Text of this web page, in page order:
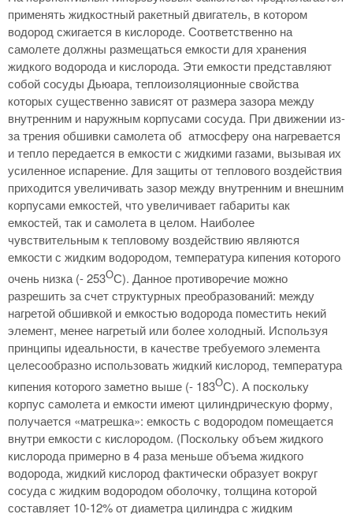
применять жидкостный ракетный двигатель, в котором
водород сжигается в кислороде. Соответственно на
самолете должны размещаться емкости для хранения
жидкого водорода и кислорода. Эти емкости представляют
собой сосуды Дьюара, теплоизоляционные свойства
которых существенно зависят от размера зазора между
внутренним и наружным корпусами сосуда. При движении из-
за трения обшивки самолета об атмосферу она нагревается
и тепло передается в емкости с жидкими газами, вызывая их
усиленное испарение. Для защиты от теплового воздействия
приходится увеличивать зазор между внутренним и внешним
корпусами емкостей, что увеличивает габариты как
емкостей, так и самолета в целом. Наиболее
чувствительным к тепловому воздействию являются
емкости с жидким водородом, температура кипения которого
очень низка (- 253ОС). Данное противоречие можно
разрешить за счет структурных преобразований: между
нагретой обшивкой и емкостью водорода поместить некий
элемент, менее нагретый или более холодный. Используя
принципы идеальности, в качестве требуемого элемента
целесообразно использовать жидкий кислород, температура
кипения которого заметно выше (- 183ОС). А поскольку
корпус самолета и емкости имеют цилиндрическую форму,
получается «матрешка»: емкость с водородом помещается
внутри емкости с кислородом. (Поскольку объем жидкого
кислорода примерно в 4 раза меньше объема жидкого
водорода, жидкий кислород фактически образует вокруг
сосуда с жидким водородом оболочку, толщина которой
составляет 10-12% от диаметра цилиндра с жидким